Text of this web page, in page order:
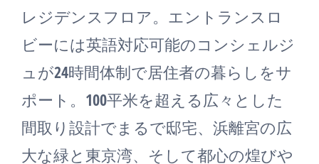
レジデンスフロア。エントランスロ
ビーには英語対応可能のコンシェルジ
ュが24時間体制で居住者の暮らしをサ
ポート。100平米を超える広々とした
間取り設計でまるで邸宅、浜離宮の広
大な緑と東京湾、そして都心の煌びや